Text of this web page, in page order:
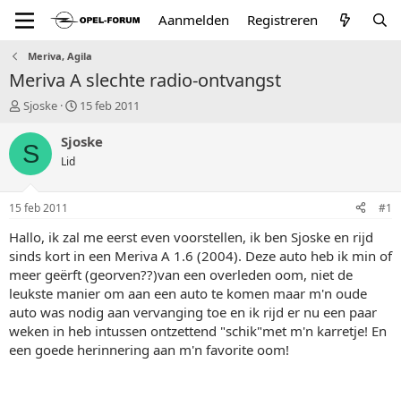
Aanmelden Registreren
Meriva, Agila
Meriva A slechte radio-ontvangst
T
p
i
t
a
r
e
r
Sjoske
S
a
u
15 feb 2011
S Sjoske
Lid
15 feb 2011 #1
Hallo, ik zal me eerst even voorstellen, ik ben Sjoske en rijd
sinds kort in een Meriva A 1.6 (2004). Deze auto heb ik min of
meer geërft (georven??)van een overleden oom, niet de
leukste manier om aan een auto te komen maar m'n oude
auto was nodig aan vervanging toe en ik rijd er nu een paar
weken in heb intussen ontzettend "schik"met m'n karretje! En
een goede herinnering aan m'n favorite oom!